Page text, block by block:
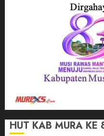
HUT KAB MURA KE